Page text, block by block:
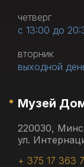
четверг
с 13:00 до
вторник
выходной
Музей
220030,
ул.
+ 375 17 363